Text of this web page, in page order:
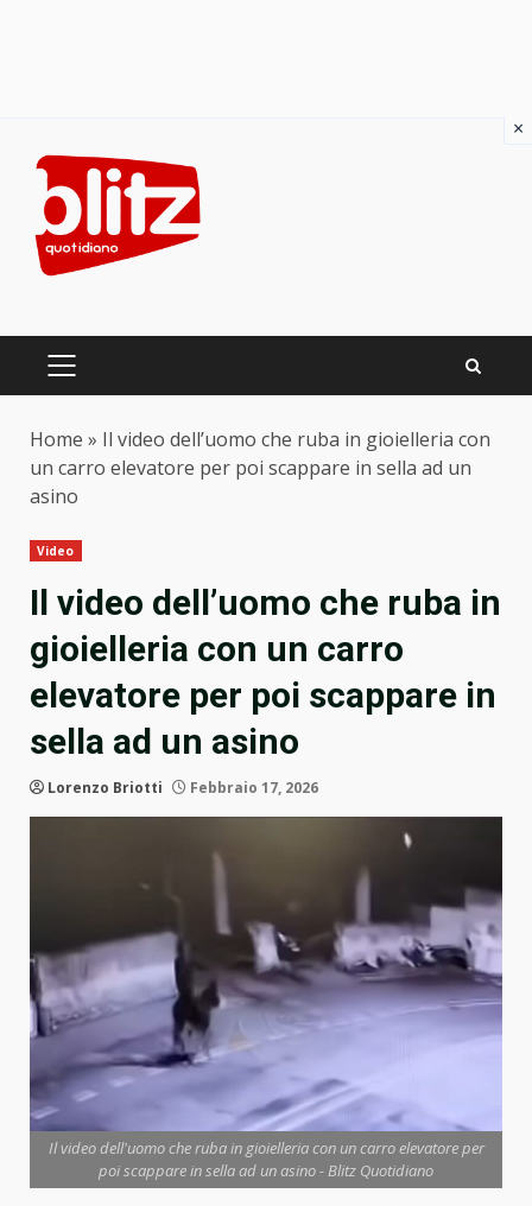
content
PRIMARY
Home » Il video dell’uomo che ruba in gioielleria con
un carro elevatore per poi scappare in sella ad un
asino
Video
Il video dell’uomo che ruba in
gioielleria con un carro
elevatore per poi scappare in
sella ad un asino
Lorenzo Briotti Febbraio 17, 2026
Il video dell'uomo che ruba in gioielleria con un carro elevatore per
poi scappare in sella ad un asino - Blitz Quotidiano
×